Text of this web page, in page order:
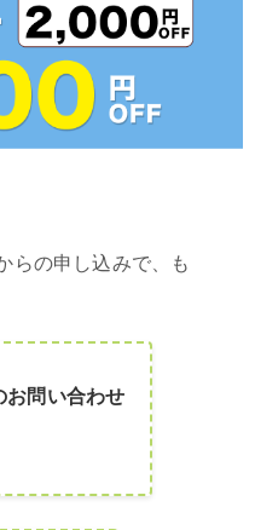
らの申し込みで、も
お問い合わせ